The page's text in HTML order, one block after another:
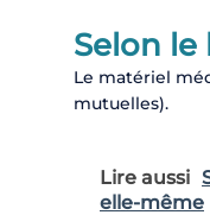
Selon
Le matériel
mutuelles).
Lire aussi
elle-même